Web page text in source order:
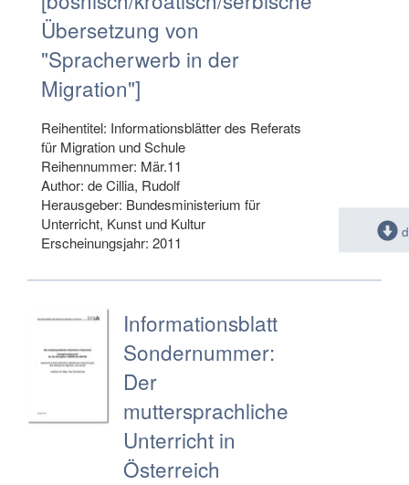
Übersetzung von
"Spracherwerb in der
Migration"]
Reihentitel: Informationsblätter des Referats
für Migration und Schule
Reihennummer: Mär.11
Author: de Cillia, Rudolf
Herausgeber: Bundesministerium für
Unterricht, Kunst und Kultur
Erscheinungsjahr: 2011
Informationsblatt
Sondernummer:
Der
muttersprachliche
Unterricht in
Österreich